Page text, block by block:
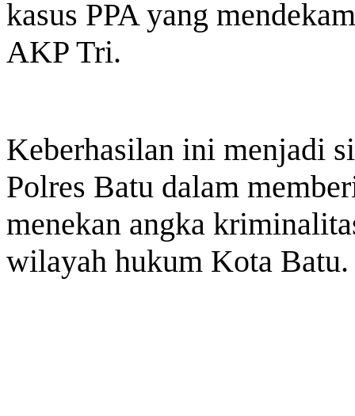
kasus PPA yang
AKP Tri.
Keberhasilan ini menjadi
Polres Batu dalam
menekan angka
wilayah hukum Kota Batu.